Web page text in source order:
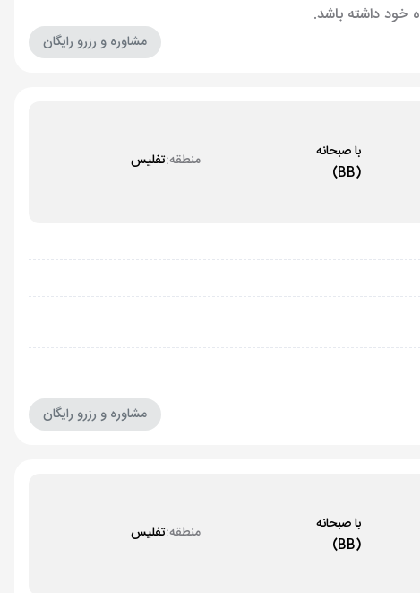
مشاوره و رزرو رایگان
با صبحانه
(BB)
منطقه:تفلیس
مشاوره و رزرو رایگان
با صبحانه
(BB)
منطقه:تفلیس